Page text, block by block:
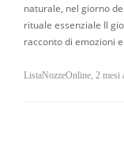
naturale, nel giorno
rituale essenziale Il
racconto di emozioni
ListaNozzeOnline 2 mesi